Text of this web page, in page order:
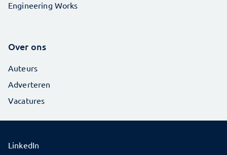
Engineering Works
Over ons
Auteurs
Adverteren
Vacatures
LinkedIn